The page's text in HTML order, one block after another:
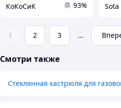
КоКоСиК 93%
1 2 3 ...
Смотри также
Стеклянная кастрюля для